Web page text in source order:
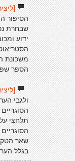
הסיפור
שבחרת
ידוע
משכונת
הספר
ולגבי
תלחצי
שאר
בגלל